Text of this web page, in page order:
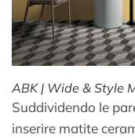
ABK | Wide & Style
Suddividendo le
inserire matite